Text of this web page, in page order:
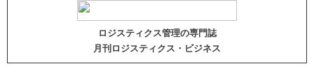
ロジスティクス管理の専門誌
月刊ロジスティクス・ビジネス